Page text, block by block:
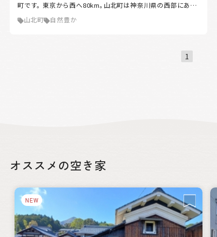
絞り込み
自治体の特徴
海に近い
森林が豊か 暖かい地域
涼しい地域
交通が便利
都市近郊
町です。 東京から西へ80km。山北町は神奈川県の西部にあ
る、緑深い丹沢の山々に抱かれたまち。町の9割は丹沢山塊。
雄大な山々、美しい湖、雄大な富士山の景観、清らかな流れ。
いうライフスタイルをかなえた移住者もいます。カフェを開
山北町 自然豊か
1
オススメの空き家
NEW